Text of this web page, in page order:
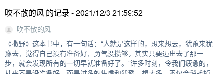
吹不散的风 的记录 - 2021/12/3 21:59:52
吹不散的风
《撒野》这本书中，有一句话：“人就是这样的，想来想去，犹豫来犹
豫去，觉得自己没有准备好，勇气没攒够，其实只要迈出去了那一
步，就会发现所有的一切早就准备好了。”许多时刻，令我们疲惫的，